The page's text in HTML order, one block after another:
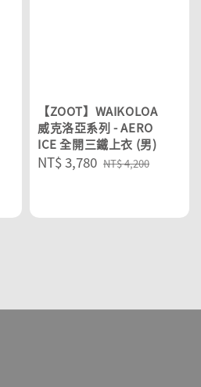
【ZOOT】WAIKOLOA
威克洛亞系列 - AERO
ICE 全開三鐵上衣 (男)
Sale
NT$ 3,780 Regular
NT$ 4,200